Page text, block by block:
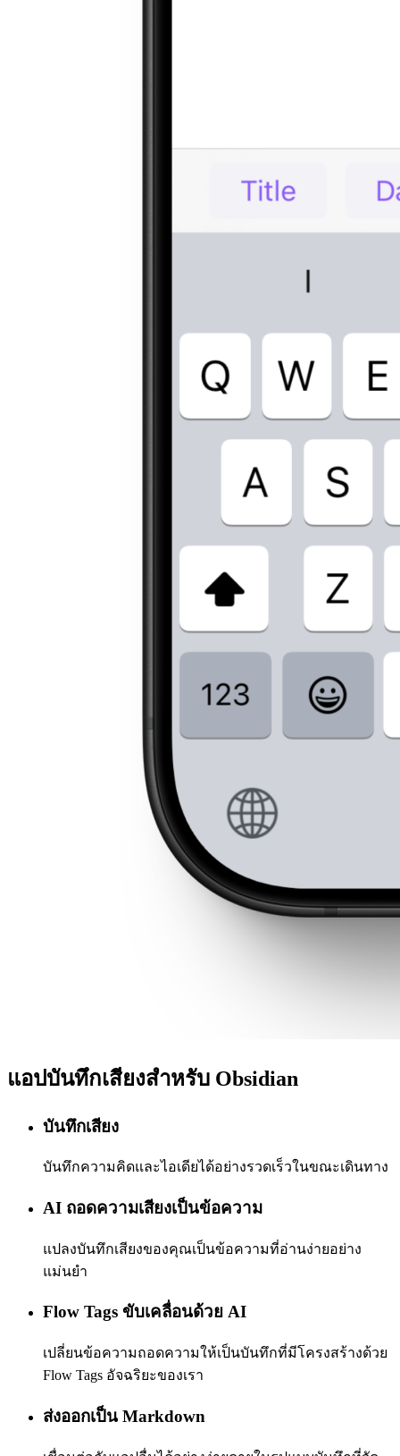
แอปบันทึกเสียงสำหรับ Obsidian
บันทึกเสียง
บันทึกความคิดและไอเดียได้อย่างรวดเร็วในขณะเดินทาง
AI ถอดความเสียงเป็นข้อความ
แปลงบันทึกเสียงของคุณเป็นข้อความที่อ่านง่ายอย่าง
แม่นยำ
Flow Tags ขับเคลื่อนด้วย AI
เปลี่ยนข้อความถอดความให้เป็นบันทึกที่มีโครงสร้างด้วย
Flow Tags อัจฉริยะของเรา
ส่งออกเป็น Markdown